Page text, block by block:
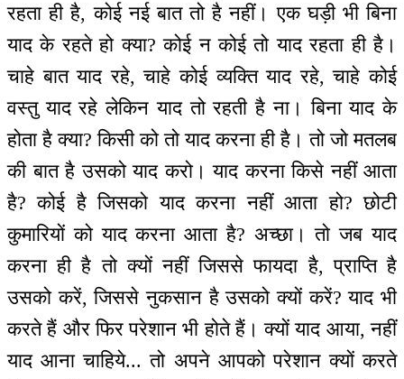
रहता ही है, कोई नई बात तो है नहीं। एक घड़ी भी बिना
याद के रहते हो क्या? कोई न कोई तो याद रहता ही है।
चाहे बात याद रहे, चाहे कोई व्यक्ति याद रहे, चाहे कोई
वस्तु याद रहे लेकिन याद तो रहती है ना। बिना याद के
होता है क्या? किसी को तो याद करना ही है। तो जो मतलब
की बात है उसको याद करो। याद करना किसे नहीं आता
है? कोई है जिसको याद करना नहीं आता हो? छोटी
कुमारियों को याद करना आता है? अच्छा। तो जब याद
करना ही है तो क्यों नहीं जिससे फायदा है, प्राप्ति है
उसको करें, जिससे नुकसान है उसको क्यों करें? याद भी
करते हैं और फिर परेशान भी होते हैं। क्यों याद आया, नहीं
याद आना चाहिये... तो अपने आपको परेशान क्यों करते